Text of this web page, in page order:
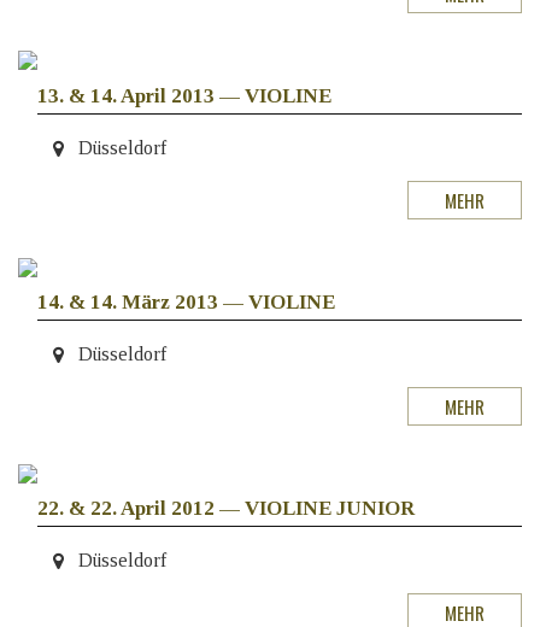
13. & 14. April 2013 — VIOLINE
Düsseldorf
MEHR
14. & 14. März 2013 — VIOLINE
Düsseldorf
MEHR
22. & 22. April 2012 — VIOLINE JUNIOR
Düsseldorf
MEHR